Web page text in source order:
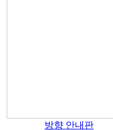
방향 안내판